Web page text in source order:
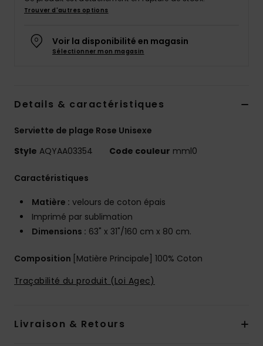
Trouver d'autres options
Voir la disponibilité en magasin
Sélectionner mon magasin
Details & caractéristiques
Serviette de plage Rose Unisexe
Style AQYAA03354 Code couleur mml0
Caractéristiques
Matière : velours de coton épais
Imprimé par sublimation
Dimensions : 63" x 31"/160 cm x 80 cm.
Composition [Matière Principale] 100% Coton
Traçabilité du produit (Loi Agec)
Livraison & Retours